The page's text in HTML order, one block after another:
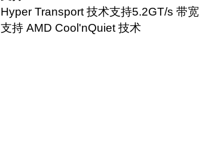
Hyper Transport 技术支持5.2GT/s 带宽
支持 AMD Cool'nQuiet 技术